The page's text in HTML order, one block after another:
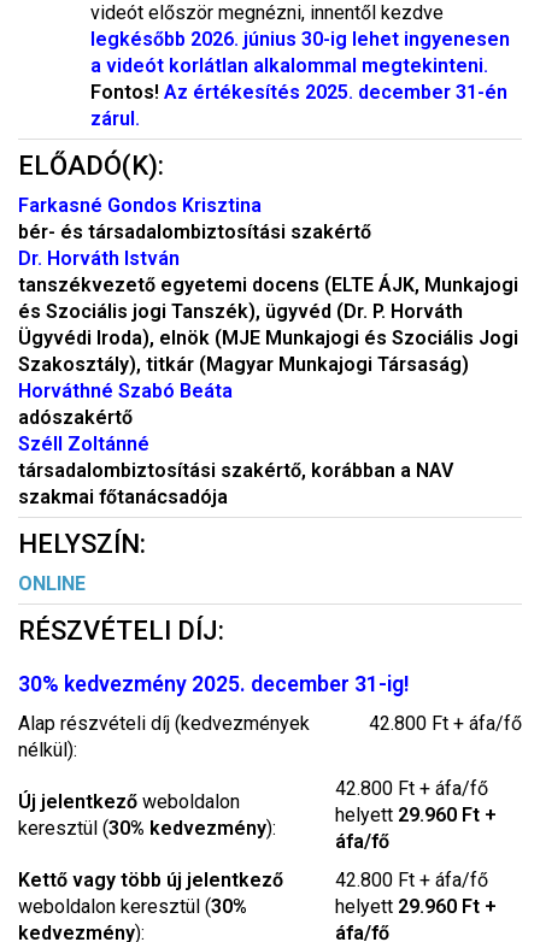
videót először megnézni, innentől kezdve
legkésőbb 2026. június 30-ig lehet ingyenesen
a videót korlátlan alkalommal megtekinteni.
Fontos! Az értékesítés 2025. december 31-én
zárul.
ELŐADÓ(K):
Farkasné Gondos Krisztina
bér- és társadalombiztosítási szakértő
Dr. Horváth István
tanszékvezető egyetemi docens (ELTE ÁJK, Munkajogi
és Szociális jogi Tanszék), ügyvéd (Dr. P. Horváth
Ügyvédi Iroda), elnök (MJE Munkajogi és Szociális Jogi
Szakosztály), titkár (Magyar Munkajogi Társaság)
Horváthné Szabó Beáta
adószakértő
Széll Zoltánné
társadalombiztosítási szakértő, korábban a NAV
szakmai főtanácsadója
HELYSZÍN:
ONLINE
RÉSZVÉTELI DÍJ:
30% kedvezmény 2025. december 31-ig!
Alap részvételi díj (kedvezmények
nélkül):
42.800 Ft + áfa/fő
Új jelentkező weboldalon
keresztül (30% kedvezmény):
42.800 Ft + áfa/fő
helyett 29.960 Ft +
áfa/fő
Kettő vagy több új jelentkező
weboldalon keresztül (30%
kedvezmény):
42.800 Ft + áfa/fő
helyett 29.960 Ft +
áfa/fő